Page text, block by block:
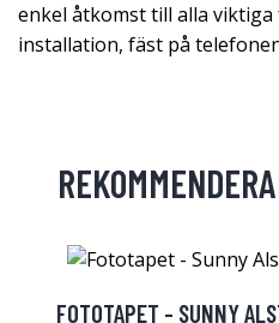
enkel åtkomst till alla
installation, fäst på
FOTOTAPET - SUNNY